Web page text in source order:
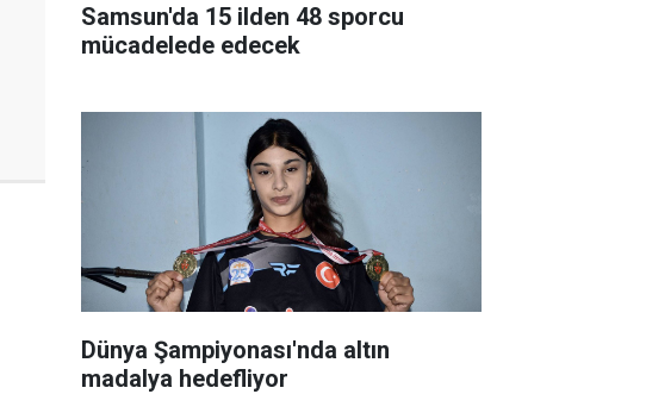
Samsun'da 15 ilden 48 sporcu
mücadelede edecek
Dünya Şampiyonası'nda altın
madalya hedefliyor